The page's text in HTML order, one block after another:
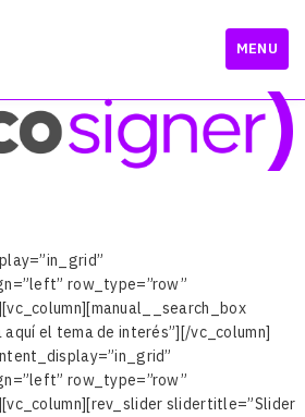
MENU
row_type=”row”
el tema de interés”][/vc_column]
row_type=”row”
slidertitle=”Slider